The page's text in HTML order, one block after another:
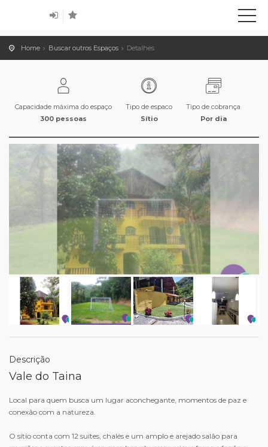
Home Buscar outros Espaços Detalhes
Capacidade máxima do espaço
300 pessoas
Tipo de espaco
Sítio
Tipo de cobrança
Por dia
Descrição
Vale do Taina
Local para quem busca um lugar aconchegante, momentos de paz e
conexão com a natureza.
O sítio conta com 12 suítes, chalés e um amplo e arejado salão para